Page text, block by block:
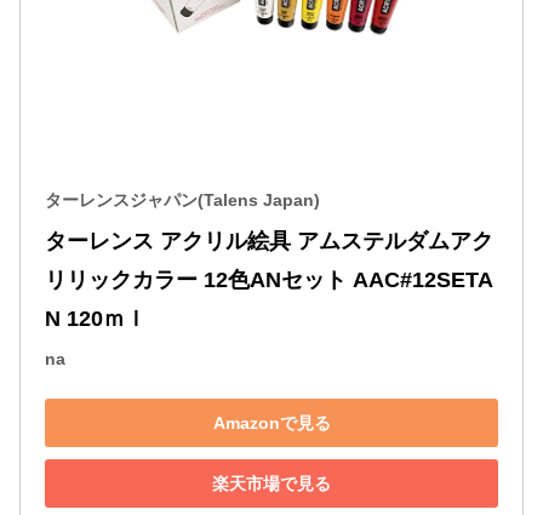
ターレンスジャパン(Talens Japan)
ターレンス アクリル絵具 アムステルダムアク
リリックカラー 12色ANセット AAC#12SETA
N 120ｍｌ
na
Amazonで見る
楽天市場で見る